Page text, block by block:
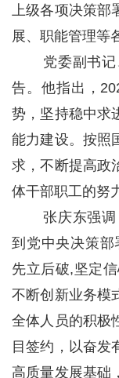
上级各项决策
展、职能管理等
党委副书
告。他指出，
势，坚持稳中求
能力建设。按照
求，不断提高政
体干部职工的努
张庆东强
到党中央决策部
先立后破,坚定
不断创新业务模
全体人员的积极
目签约，以奋发
高质量发展基础